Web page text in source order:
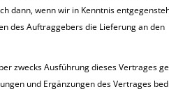
dann, wenn wir in Kenntnis
des Auftraggebers die Lieferung an den
zwecks Ausführung dieses Vertrages
und Ergänzungen des Vertrages